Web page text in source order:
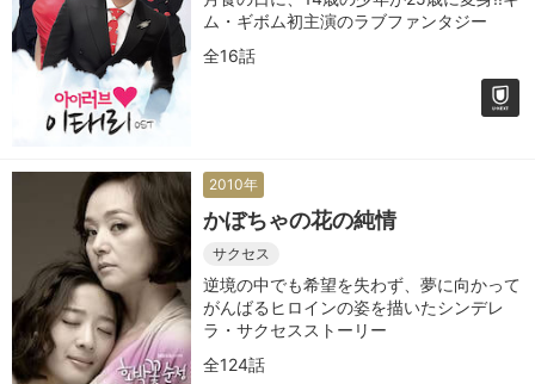
ム・ギボム初主演のラブファンタジー
全16話
2010年
かぼちゃの花の純情
サクセス
逆境の中でも希望を失わず、夢に向かって
がんばるヒロインの姿を描いたシンデレ
ラ・サクセスストーリー
全124話